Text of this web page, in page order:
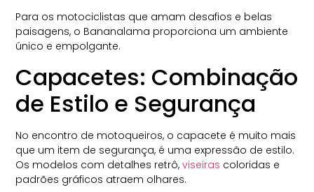
Para os motociclistas que amam desafios e belas
paisagens, o Bananalama proporciona um ambiente
único e empolgante.
Capacetes: Combinação
de Estilo e Segurança
No encontro de motoqueiros​, o capacete é muito mais
que um item de segurança, é uma expressão de estilo.
Os modelos com detalhes retrô,viseiras coloridas e
padrões gráficos atraem olhares.